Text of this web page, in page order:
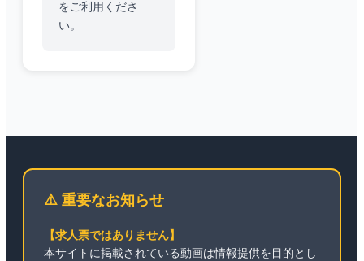
をご利用くださ
い。
⚠️ 重要なお知らせ
【求人票ではありません】
本サイトに掲載されている動画は情報提供を目的とし